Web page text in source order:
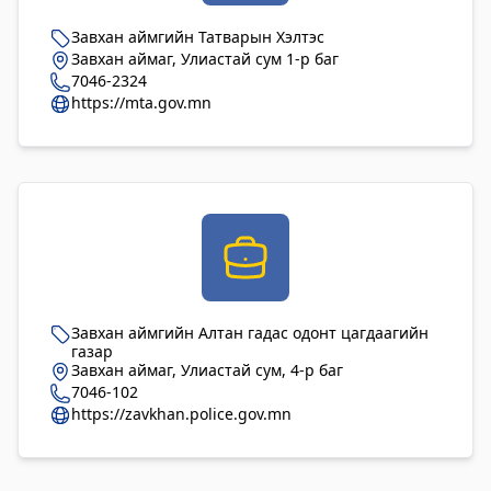
Цагдаагийн газар
2023-06-06 06:38:02
Дэлгэрэнгүй
Сод Эрдэм Сургууль-Sod Erdem School
Дэлгэрэнгүй
Хөвсгөл аймгийн Боловсрол, шинжлэх
ухааны газар
2024-08-26 03:23:18
Завхан аймгийн Татварын Хэлтэс
Завхан аймаг, Улиастай сум 1-р баг
7046-2324
https://mta.gov.mn
Завхан аймгийн Алтан гадас одонт цагдаагийн
газар
Завхан аймаг, Улиастай сум, 4-р баг
7046-102
https://zavkhan.police.gov.mn